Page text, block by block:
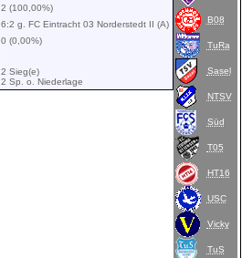
2 (100,00%)
6:2 g. FC Eintracht 03 Norderstedt II (A)
0 (0,00%)
2 Sieg(e)
2 Sp. o. Niederlage
B08
TuRa
Sasel
NTSV
Süd
T05
HT16
USC
Vicky
TuS